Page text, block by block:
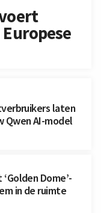
laten
Qwen AI-model
Dome’-
in de ruimte